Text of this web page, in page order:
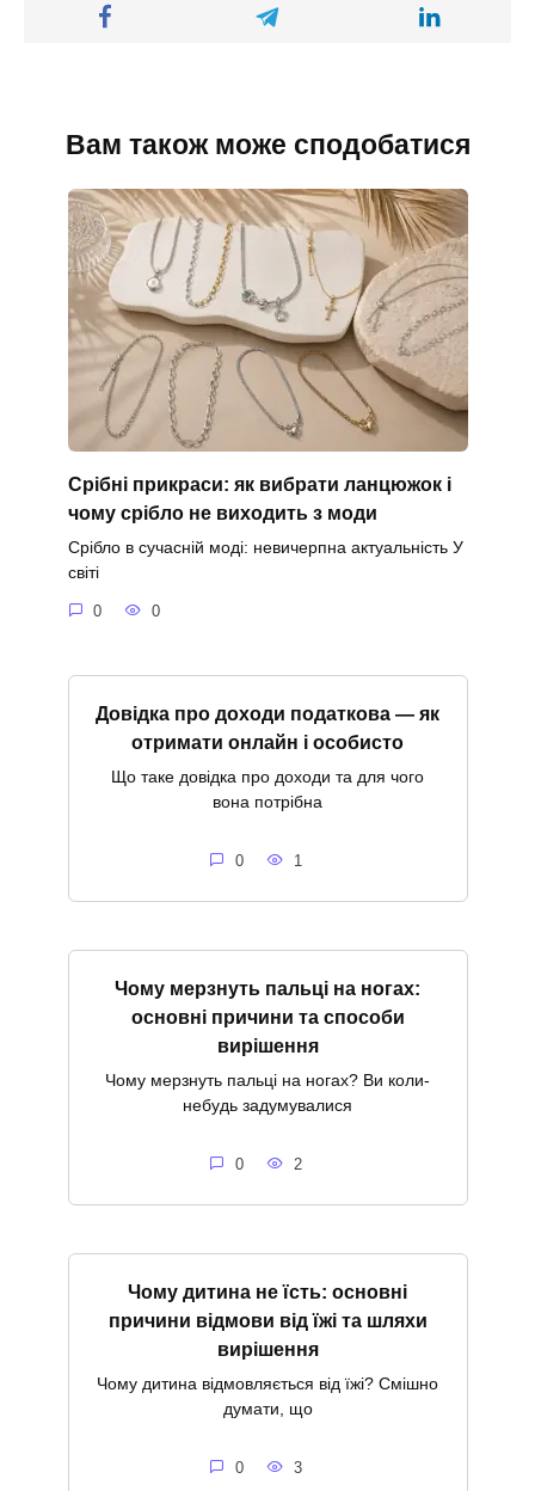
Вам також може сподобатися
Срібні прикраси: як вибрати ланцюжок і
чому срібло не виходить з моди
Срібло в сучасній моді: невичерпна актуальність У
світі
0 0
Довідка про доходи податкова — як
отримати онлайн і особисто
Що таке довідка про доходи та для чого
вона потрібна
0 1
Чому мерзнуть пальці на ногах:
основні причини та способи
вирішення
Чому мерзнуть пальці на ногах? Ви коли-
небудь задумувалися
0 2
Чому дитина не їсть: основні
причини відмови від їжі та шляхи
вирішення
Чому дитина відмовляється від їжі? Смішно
думати, що
0 3